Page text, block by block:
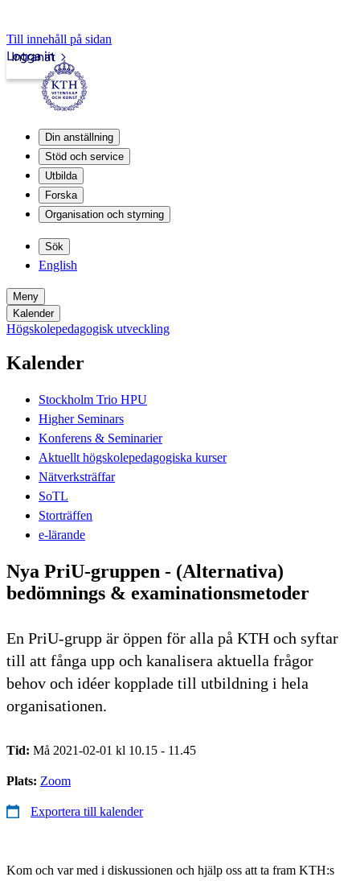
Till innehåll på sidan
Intranät
Logga in
Din anställning
Stöd och service
Utbilda
Forska
Organisation och styrning
Sök
English
Meny
Kalender
Högskolepedagogisk utveckling
Kalender
Stockholm Trio HPU
Higher Seminars
Konferens & Seminarier
Aktuellt högskolepedagogiska kurser
Nätverksträffar
SoTL
Storträffen
e-lärande
Nya PriU-gruppen - (Alternativa)
bedömnings & examinationsmetoder
En PriU-grupp är öppen för alla på KTH och syftar
till att fånga upp och kanalisera aktuella frågor
behov och idéer kopplade till utbildning i hela
organisationen.
Tid: Må 2021-02-01 kl 10.15 - 11.45
Plats: Zoom
Exportera till kalender
Kom och var med i diskussionen och hjälp oss att ta fram KTH:s